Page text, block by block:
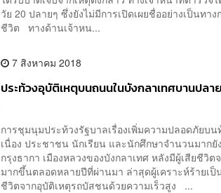
วัย 20 ปลายๆ ซึ่งยังไม่มีการเปิดเผยชื่ออย่างเป็นทา
ชีวิต ทางด้านเจ้าหน...
7 สิงหาคม 2018
ประท้วงอุบัติเหตุบนถนนในบังกลาเทศบานปลา
การชุมนุมประท้วงรัฐบาลเรื่องเพิ่มความปลอดภัยบ
เนื่อง ประชาชน นักเรียน และนักศึกษาจำนวนมากยั
กรุงธากา เมืองหลวงของบังกลาเทศ หลังมีผู้เสียชีวิ
มากขึ้นตลอดหลายปีที่ผ่านมา ล่าสุดผู้เคราะห์ร้ายเป็
ชีวิตจากอุบัติเหตุรถบัสชนด้วยความเร็วสูง ...